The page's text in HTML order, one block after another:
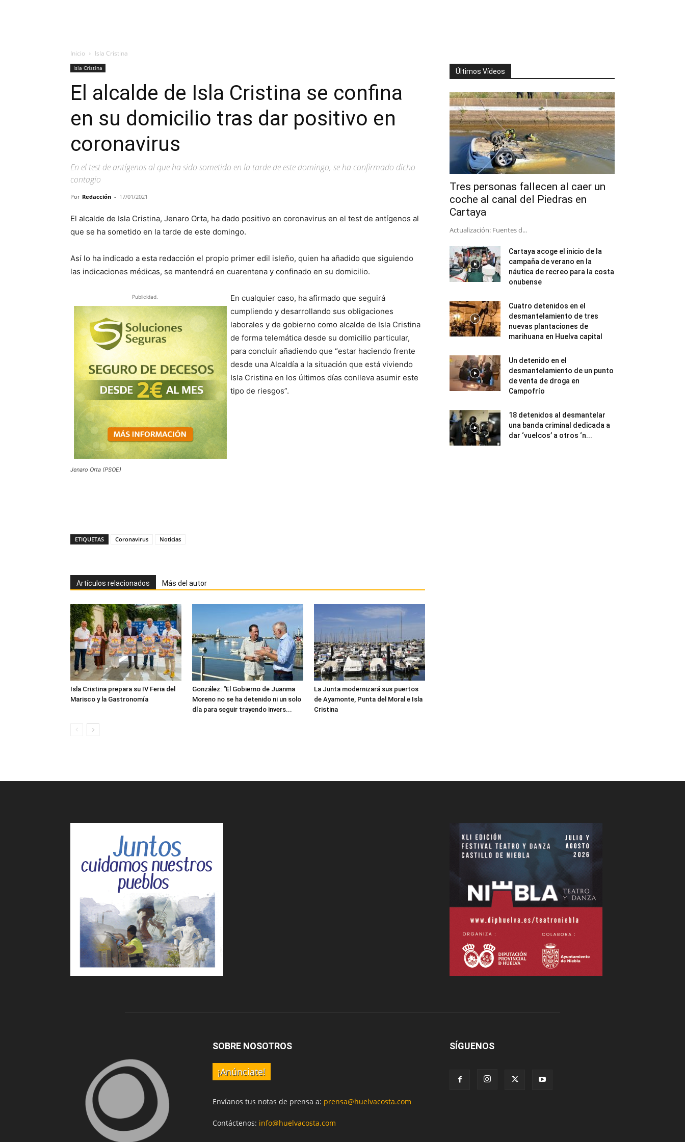
Inicio Isla Cristina
Isla Cristina
El alcalde de Isla Cristina se confina
en su domicilio tras dar positivo en
coronavirus
En el test de antígenos al que ha sido sometido en la tarde de este domingo, se ha confirmado dicho
contagio
Por Redacción - 17/01/2021
El alcalde de Isla Cristina, Jenaro Orta, ha dado positivo en coronavirus en el test de antígenos al
que se ha sometido en la tarde de este domingo.
Así lo ha indicado a esta redacción el propio primer edil isleño, quien ha añadido que siguiendo
las indicaciones médicas, se mantendrá en cuarentena y confinado en su domicilio.
Publicidad.
En cualquier caso, ha afirmado que seguirá
cumpliendo y desarrollando sus obligaciones
laborales y de gobierno como alcalde de Isla Cristina
de forma telemática desde su domicilio particular,
para concluir añadiendo que “estar haciendo frente
desde una Alcaldía a la situación que está viviendo
Isla Cristina en los últimos días conlleva asumir este
tipo de riesgos”.
Jenaro Orta (PSOE)
ETIQUETAS Coronavirus Noticias
Artículos relacionados Más del autor
Isla Cristina prepara su IV Feria del
Marisco y la Gastronomía
González: “El Gobierno de Juanma
Moreno no se ha detenido ni un solo
día para seguir trayendo invers...
La Junta modernizará sus puertos
de Ayamonte, Punta del Moral e Isla
Cristina
Últimos Vídeos
Tres personas fallecen al caer un
coche al canal del Piedras en
Cartaya
Actualización: Fuentes d...
Cartaya acoge el inicio de la
campaña de verano en la
náutica de recreo para la costa
onubense
Cuatro detenidos en el
desmantelamiento de tres
nuevas plantaciones de
marihuana en Huelva capital
Un detenido en el
desmantelamiento de un punto
de venta de droga en
Campofrío
18 detenidos al desmantelar
una banda criminal dedicada a
dar ‘vuelcos’ a otros ‘n...
SOBRE NOSOTROS
¡Anúnciate!
Envíanos tus notas de prensa a: prensa@huelvacosta.com
Contáctenos: info@huelvacosta.com
SÍGUENOS